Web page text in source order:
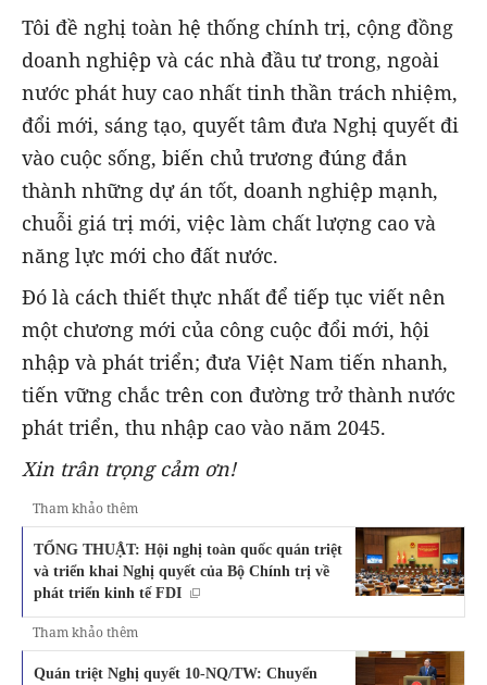
Tôi đề nghị toàn hệ thống chính trị, cộng đồng
doanh nghiệp và các nhà đầu tư trong, ngoài
nước phát huy cao nhất tinh thần trách nhiệm,
đổi mới, sáng tạo, quyết tâm đưa Nghị quyết đi
vào cuộc sống, biến chủ trương đúng đắn
thành những dự án tốt, doanh nghiệp mạnh,
chuỗi giá trị mới, việc làm chất lượng cao và
năng lực mới cho đất nước.
Đó là cách thiết thực nhất để tiếp tục viết nên
một chương mới của công cuộc đổi mới, hội
nhập và phát triển; đưa Việt Nam tiến nhanh,
tiến vững chắc trên con đường trở thành nước
phát triển, thu nhập cao vào năm 2045.
Xin trân trọng cảm ơn!
Tham khảo thêm
TỔNG THUẬT: Hội nghị toàn quốc quán triệt
và triển khai Nghị quyết của Bộ Chính trị về
phát triển kinh tế FDI
Tham khảo thêm
Quán triệt Nghị quyết 10-NQ/TW: Chuyển